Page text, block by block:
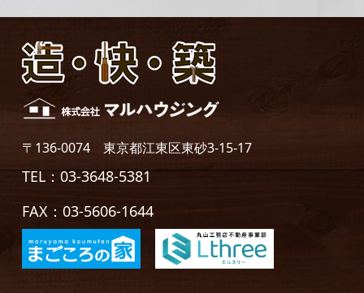
〒136-0074 東京都江東区東砂3-15-17
TEL：03-3648-5381
FAX：03-5606-1644